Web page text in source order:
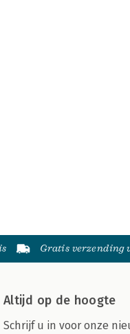
Gratis verzending
Altijd op de hoogte
Schrijf u in voor onze